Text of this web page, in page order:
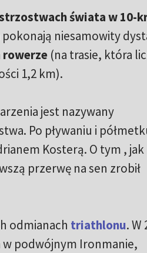
świata w 10-
niesamowity
rowerze(na trasie, która
1,2 km).
jest nazywany
Po pływaniu i
Kosterą. O tym , jak
przerwę na sen zrobił
odmianach triathlonu. W
w podwójnym Ironmanie,